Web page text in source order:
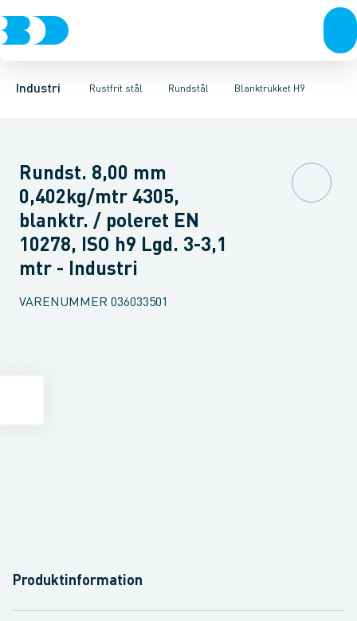
Industri Rustfrit stål
VentilerRustfrit stålSort stålGalvaniseret stålPlastIndustri
Rundstål
Svejsefittings ASTM svejsefittingsLevnedsmiddel fittings
Blanktrukket H9
Polerdrejet SkaldrejetBlanktrukket H9 Centerless slebet H9
Rundst. 8,00 mm
0,402kg/mtr 4305,
blanktr. / poleret EN
10278, ISO h9 Lgd. 3-3,1
mtr - Industri
VARENUMMER 036033501
Produktinformation